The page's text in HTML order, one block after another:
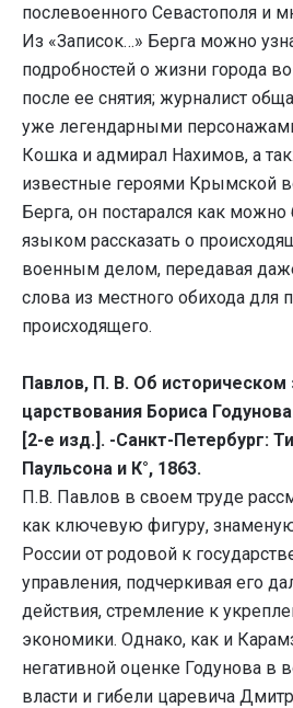
послевоенного Севастополя и
Из «Записок…» Берга можно
подробностей о жизни города
после ее снятия; журналист
уже легендарными
Кошка и адмирал Нахимов, а
известные героями Крымской
Берга, он постарался как
языком рассказать о
военным делом, передавая
слова из местного обихода для
происходящего.
Павлов, П. В. Об историческом
царствования Бориса
[2-е изд.]. -Санкт-Петербург:
Паульсона и К°, 1863.
П.В. Павлов в своем труде
как ключевую фигуру,
России от родовой к
управления, подчеркивая его
действия, стремление к
экономики. Однако, как и
негативной оценке Годунова в
власти и гибели царевича